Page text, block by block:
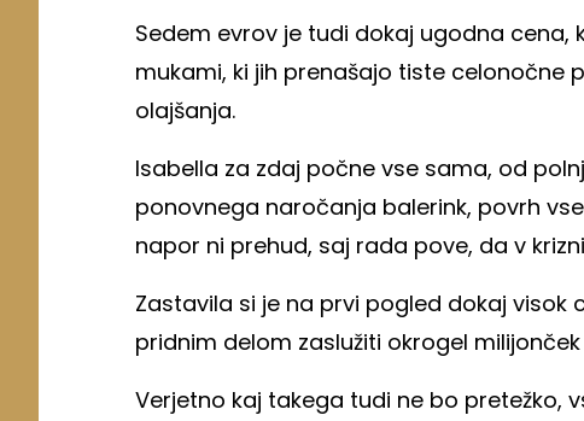
Sedem evrov je tudi dokaj ugodna
mukami, ki jih prenašajo tiste celonočne
olajšanja.
Isabella za zdaj počne vse sama, od
ponovnega naročanja balerink, povrh
napor ni prehud, saj rada pove, da v
Zastavila si je na prvi pogled dokaj visok
pridnim delom zaslužiti okrogel
Verjetno kaj takega tudi ne bo pretežko,